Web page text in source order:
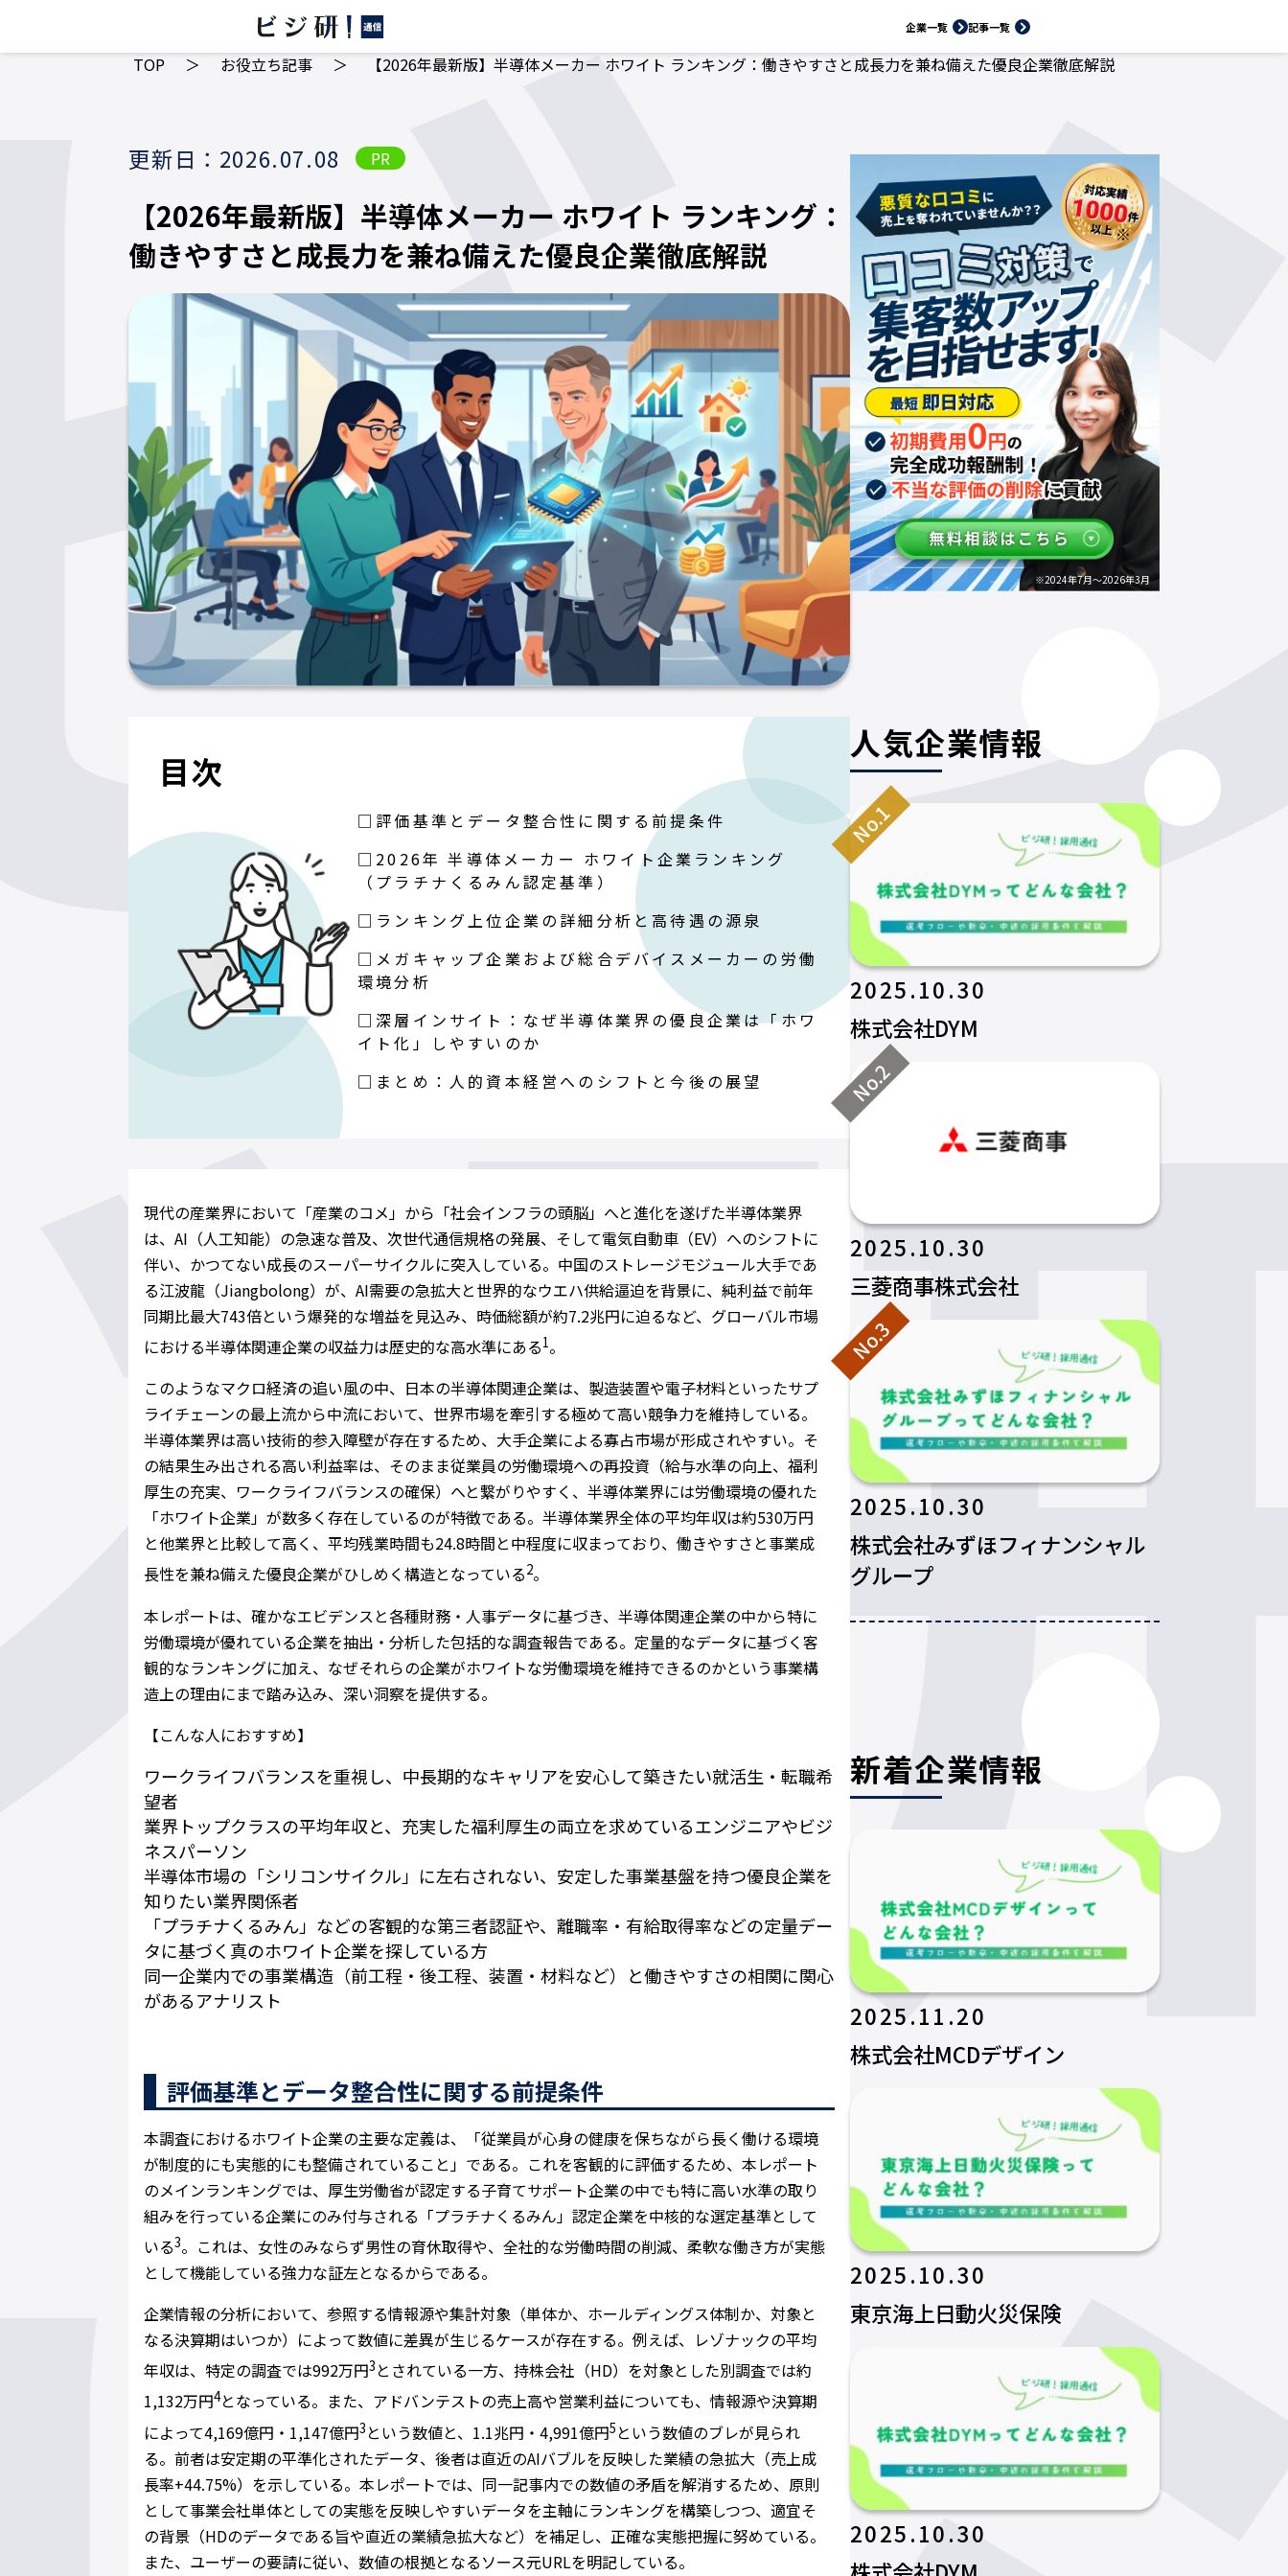
企業一覧 記事一覧
TOP ＞ お役立ち記事 ＞ 【2026年最新版】半導体メーカー ホワイト ランキング：働きやすさと成長力を兼ね備えた優良企業徹底解説
更新日：2026.07.08 PR
【2026年最新版】半導体メーカー ホワイト ランキング：
働きやすさと成長力を兼ね備えた優良企業徹底解説
目次
□評価基準とデータ整合性に関する前提条件
□2026年 半導体メーカー ホワイト企業ランキング
（プラチナくるみん認定基準）
□ランキング上位企業の詳細分析と高待遇の源泉
□メガキャップ企業および総合デバイスメーカーの労働
環境分析
□深層インサイト：なぜ半導体業界の優良企業は「ホワ
イト化」しやすいのか
□まとめ：人的資本経営へのシフトと今後の展望
現代の産業界において「産業のコメ」から「社会インフラの頭脳」へと進化を遂げた半導体業界
は、AI（人工知能）の急速な普及、次世代通信規格の発展、そして電気自動車（EV）へのシフトに
伴い、かつてない成長のスーパーサイクルに突入している。中国のストレージモジュール大手であ
る江波龍（Jiangbolong）が、AI需要の急拡大と世界的なウエハ供給逼迫を背景に、純利益で前年
同期比最大743倍という爆発的な増益を見込み、時価総額が約7.2兆円に迫るなど、グローバル市場
における半導体関連企業の収益力は歴史的な高水準にある1。
このようなマクロ経済の追い風の中、日本の半導体関連企業は、製造装置や電子材料といったサプ
ライチェーンの最上流から中流において、世界市場を牽引する極めて高い競争力を維持している。
半導体業界は高い技術的参入障壁が存在するため、大手企業による寡占市場が形成されやすい。そ
の結果生み出される高い利益率は、そのまま従業員の労働環境への再投資（給与水準の向上、福利
厚生の充実、ワークライフバランスの確保）へと繋がりやすく、半導体業界には労働環境の優れた
「ホワイト企業」が数多く存在しているのが特徴である。半導体業界全体の平均年収は約530万円
と他業界と比較して高く、平均残業時間も24.8時間と中程度に収まっており、働きやすさと事業成
長性を兼ね備えた優良企業がひしめく構造となっている2。
本レポートは、確かなエビデンスと各種財務・人事データに基づき、半導体関連企業の中から特に
労働環境が優れている企業を抽出・分析した包括的な調査報告である。定量的なデータに基づく客
観的なランキングに加え、なぜそれらの企業がホワイトな労働環境を維持できるのかという事業構
造上の理由にまで踏み込み、深い洞察を提供する。
【こんな人におすすめ】
ワークライフバランスを重視し、中長期的なキャリアを安心して築きたい就活生・転職希
望者
業界トップクラスの平均年収と、充実した福利厚生の両立を求めているエンジニアやビジ
ネスパーソン
半導体市場の「シリコンサイクル」に左右されない、安定した事業基盤を持つ優良企業を
知りたい業界関係者
「プラチナくるみん」などの客観的な第三者認証や、離職率・有給取得率などの定量デー
タに基づく真のホワイト企業を探している方
同一企業内での事業構造（前工程・後工程、装置・材料など）と働きやすさの相関に関心
があるアナリスト
評価基準とデータ整合性に関する前提条件
本調査におけるホワイト企業の主要な定義は、「従業員が心身の健康を保ちながら長く働ける環境
が制度的にも実態的にも整備されていること」である。これを客観的に評価するため、本レポート
のメインランキングでは、厚生労働省が認定する子育てサポート企業の中でも特に高い水準の取り
組みを行っている企業にのみ付与される「プラチナくるみん」認定企業を中核的な選定基準として
いる3。これは、女性のみならず男性の育休取得や、全社的な労働時間の削減、柔軟な働き方が実態
として機能している強力な証左となるからである。
企業情報の分析において、参照する情報源や集計対象（単体か、ホールディングス体制か、対象と
なる決算期はいつか）によって数値に差異が生じるケースが存在する。例えば、レゾナックの平均
年収は、特定の調査では992万円3 とされている一方、持株会社（HD）を対象とした別調査では約
1,132万円4となっている。また、アドバンテストの売上高や営業利益についても、情報源や決算期
によって4,169億円・1,147億円3 という数値と、1.1兆円・4,991億円5 という数値のブレが見られ
る。前者は安定期の平準化されたデータ、後者は直近のAIバブルを反映した業績の急拡大（売上成
長率+44.75%）を示している。本レポートでは、同一記事内での数値の矛盾を解消するため、原則
として事業会社単体としての実態を反映しやすいデータを主軸にランキングを構築しつつ、適宜そ
の背景（HDのデータである旨や直近の業績急拡大など）を補足し、正確な実態把握に努めている。
また、ユーザーの要請に従い、数値の根拠となるソース元URLを明記している。
※2024年7月～2026年3月
※
人気企業情報
No.1
2025.10.30
株式会社DYM
No.2
2025.10.30
三菱商事株式会社
No.3
2025.10.30
株式会社みずほフィナンシャル
グループ
新着企業情報
2025.11.20
株式会社MCDデザイン
2025.10.30
東京海上日動火災保険
2025.10.30